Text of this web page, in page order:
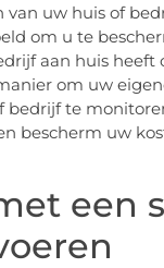
uw huis of
om u te
aan huis
om uw
bedrijf te
bescherm uw
een